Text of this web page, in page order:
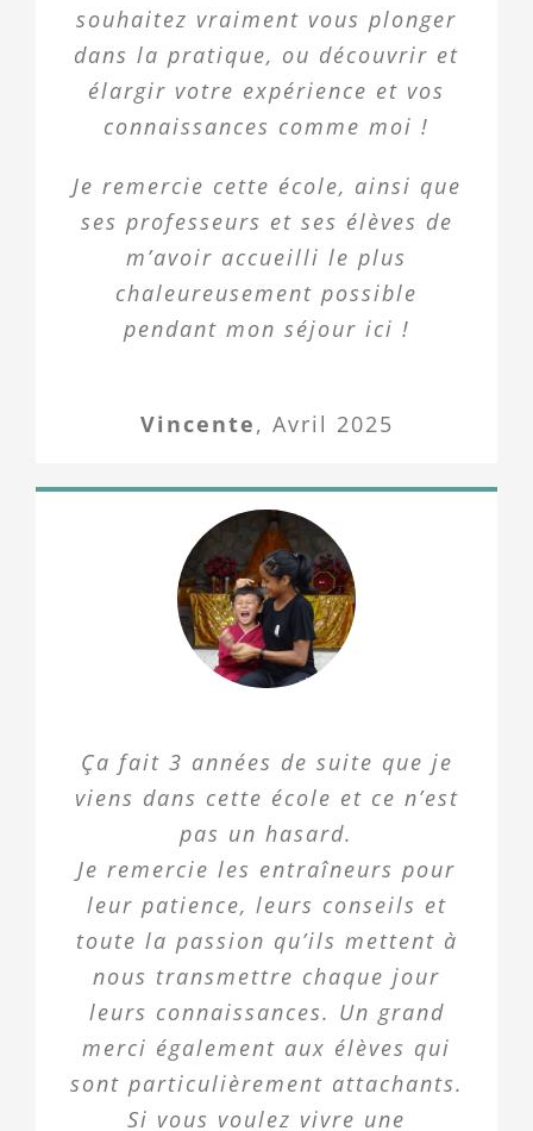
souhaitez vraiment vous plonger
dans la pratique, ou découvrir et
élargir votre expérience et vos
connaissances comme moi !
Je remercie cette école, ainsi que
ses professeurs et ses élèves de
m’avoir accueilli le plus
chaleureusement possible
pendant mon séjour ici !
Vincente, Avril 2025
Ça fait 3 années de suite que je
viens dans cette école et ce n’est
pas un hasard.
Je remercie les entraîneurs pour
leur patience, leurs conseils et
toute la passion qu’ils mettent à
nous transmettre chaque jour
leurs connaissances. Un grand
merci également aux élèves qui
sont particulièrement attachants.
Si vous voulez vivre une